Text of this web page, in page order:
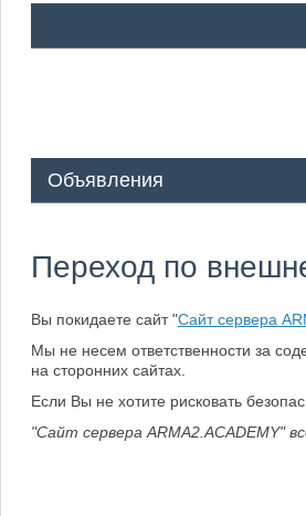
Объявления
Переход по
Вы покидаете сайт "Сайт сервера
Мы не несем ответственности за
на сторонних сайтах.
Если Вы не хотите рисковать
"Сайт сервера ARMA2.ACADEMY"